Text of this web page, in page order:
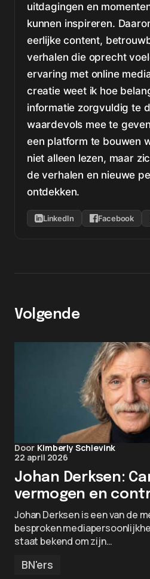
uitdagingen en
kunnen inspireren.
eerlijke content,
verhalen die oprecht
ervaring met online
creatie weet ik hoe
informatie zorgvuldig te
waardevols mee te
een platform te bouwen
niet alleen lezen, maar
de verhalen en nieuwe
ontdekken.
LinkedIn Facebook
Volgende
Door Kimberly Schievink
22 april 2026
Johan Derksen:
vermogen en
Johan Derksen is een van de
besproken
staat bekend om zijn…
BN'ers